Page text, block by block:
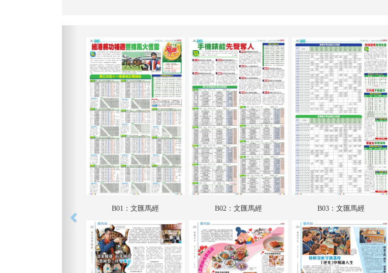
A18：戲曲
A19：國際
A20：國際
B01：文匯馬經
B02：文匯馬經
B03：文匯馬經
B04：文匯馬經
SW01：匯周刊
SW03：匯周刊
SW04：匯周刊
B01：文匯馬經 B02：文匯馬經 B03：文匯馬經